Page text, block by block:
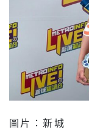
圖片：新城